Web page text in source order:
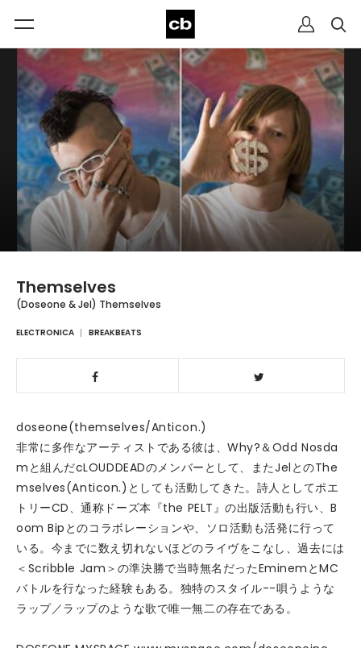
Themselves
(Doseone & Jel) Themselves
ELECTRONICA BREAKBEATS
doseone(themselves/Anticon.)
非常に多作なアーティストである彼は、Why?＆Odd Nosda
mと組んだcLOUDDEADのメンバーとして、またJelとのThe
mselves(Anticon.)としても活動してきた。詩人としてポエ
トリーCD、通称ドーズ本『the PELT』の出版活動も行い、B
oom Bipとのコラボレーションや、ソロ活動も活発に行って
いる。今までに数え切れないほどのライヴをこなし、過去には
＜Scribble Jam＞の準決勝で当時無名だったEminemとMC
バトルを行なった経験もある。独特のスタイル--唄うような
ラップ／ラップのような歌で唯一無二の存在である。